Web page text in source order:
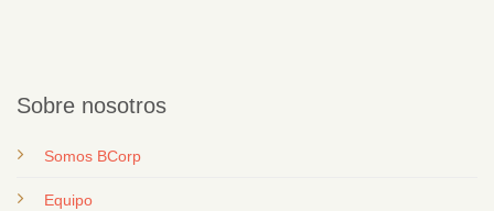
Sobre nosotros
Somos BCorp
Equipo